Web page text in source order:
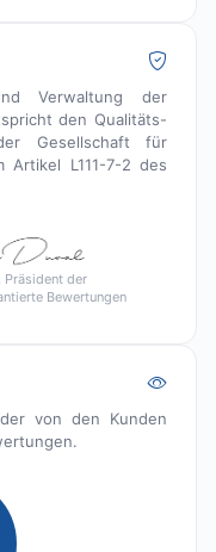
Verwaltung der
den Qualitäts-
Gesellschaft für
Artikel L111-7-2 des
Präsident der
Bewertungen
von den Kunden